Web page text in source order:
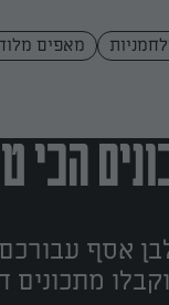
מאפים
הכי
אסף
מתכונים